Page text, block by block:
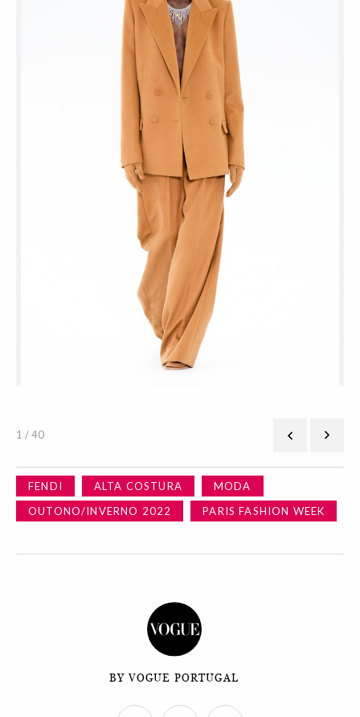
1 / 40
FENDI ALTA COSTURA
MODA
OUTONO/INVERNO 2022
PARIS FASHION WEEK
BY VOGUE PORTUGAL